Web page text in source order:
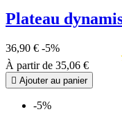
Plateau
36,90 € -5%
À partir de 35,06 €
 Ajouter au panier
-5%